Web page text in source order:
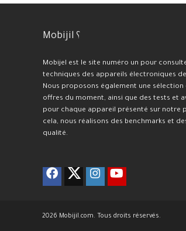
Mobijil ؟
Mobijel est le site numéro un pour
techniques des appareils électroniques
Nous proposons également une sélection
offres du moment, ainsi que des tests et
pour chaque appareil présenté sur notre
cela, nous réalisons des benchmarks et
qualité.
2026 Mobijil.com. Tous droits réservés.